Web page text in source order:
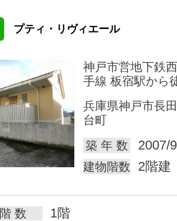
プティ・リヴィエール
神戸市営地下鉄
手線 板宿駅から
兵庫県神戸市長
台町
築 年 数
2007/
建物階数 2階建
階 数 1階